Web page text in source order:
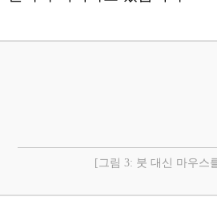
[그림 3: 붓 대신 마우스